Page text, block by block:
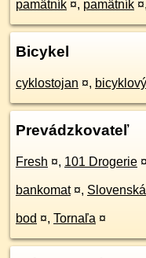
pamätník ¤, pamätník ¤,
Bicykel
cyklostojan ¤,
Prevádzkovateľ
Fresh ¤, 101 Drogerie ¤
bankomat ¤,
bod ¤, Tornaľa ¤